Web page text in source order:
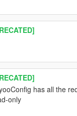
has all the
only